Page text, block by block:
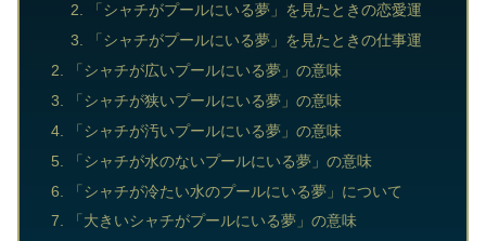
「シャチがプールにいる夢」を見たときの恋愛運
「シャチがプールにいる夢」を見たときの仕事運
「シャチが広いプールにいる夢」の意味
「シャチが狭いプールにいる夢」の意味
「シャチが汚いプールにいる夢」の意味
「シャチが水のないプールにいる夢」の意味
「シャチが冷たい水のプールにいる夢」について
「大きいシャチがプールにいる夢」の意味